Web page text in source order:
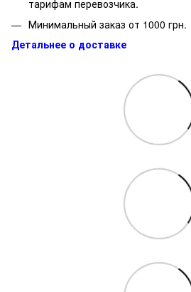
тарифам перевозчика.
Минимальный заказ от 1000 грн.
Детальнее о доставке